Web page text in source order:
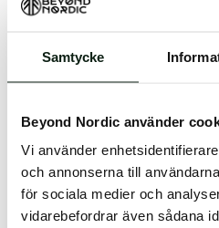
Samtycke
Beyond Nordic använder
Vi använder
och annonserna till
för sociala medier och
vidarebefordrar även sådana
An unknown error has
issue will be
Click the button below to
issue persists, either
reopening